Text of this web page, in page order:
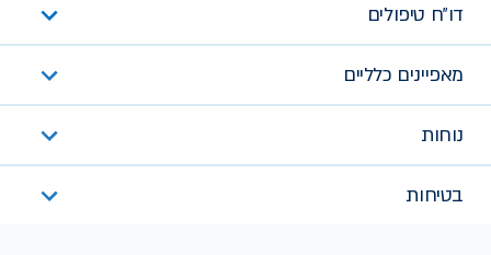
דו״ח טיפולים
מאפיינים כלליים
נוחות
בטיחות